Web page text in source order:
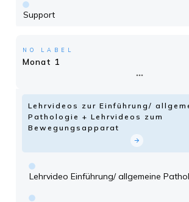
Support
NO LABEL
Monat 1
Lehrvideos zur Einführung/
Pathologie + Lehrvideos zum
Bewegungsapparat
Lehrvideo Einführung/ allgemeine